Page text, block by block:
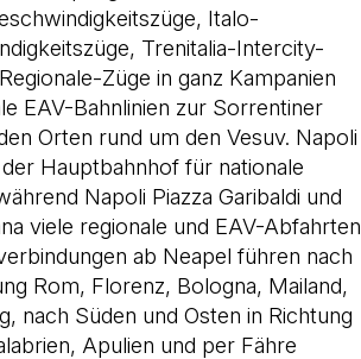
Italo-
Trenitalia-Intercity-
Züge in ganz Kampanien
EAV-Bahnlinien zur Sorrentiner
Orten rund um den Vesuv. Napoli
Hauptbahnhof für nationale
Napoli Piazza Garibaldi und
viele regionale und EAV-Abfahrten
ab Neapel führen nach
Rom, Florenz, Bologna, Mailand,
nach Süden und Osten in Richtung
Apulien und per Fähre